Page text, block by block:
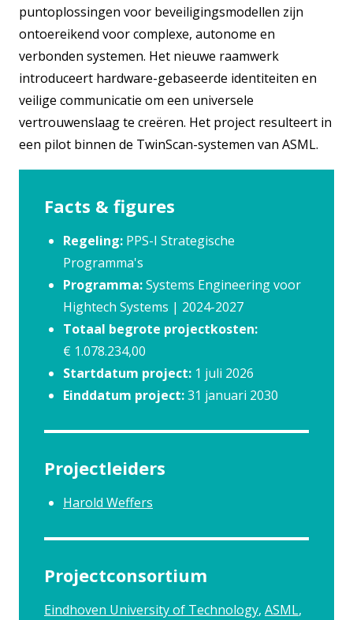
puntoplossingen voor beveiligingsmodellen zijn
ontoereikend voor complexe, autonome en
verbonden systemen. Het nieuwe raamwerk
introduceert hardware-gebaseerde identiteiten en
veilige communicatie om een universele
vertrouwenslaag te creëren. Het project resulteert in
een pilot binnen de TwinScan-systemen van ASML.
Facts & figures
Regeling: PPS-I Strategische
Programma's
Programma:Systems Engineering voor
Hightech Systems | 2024-2027
Totaal begrote projectkosten:
€ 1.078.234,00
Startdatum project: 1 juli 2026
Einddatum project:31 januari 2030
Projectleiders
Harold Weffers
Projectconsortium
Eindhoven University of Technology ASML